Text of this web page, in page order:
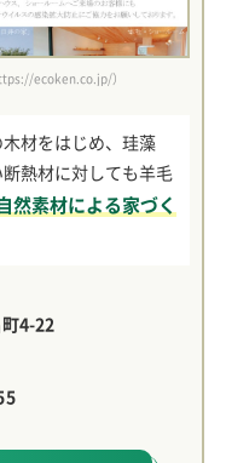
ecoken.co.jp/）
材をはじめ、珪藻
熱材に対しても羊毛
然素材による家づく
4-22